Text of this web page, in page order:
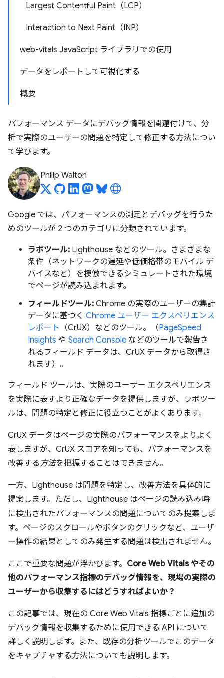
Largest Contentful Paint（LCP）
Interaction to Next Paint（INP）
web-vitals JavaScript ライブラリでの使用
データをレポートして可視化する
概要
パフォーマンス データにデバッグ情報を関連付けて、分
析で実際のユーザーの問題を特定して修正する方法につい
て学びます。
Philip Walton
Google では、パフォーマンスの測定とデバッグを行うた
めのツールが 2 つのカテゴリに分類されています。
ラボツール: Lighthouse などのツール。さまざまな
条件（ネットワークの遅延や低価格帯のモバイル デ
バイスなど）を模倣できるシミュレートされた環境
でページが読み込まれます。
フィールドツール: Chrome の実際のユーザーの集計
データに基づく Chrome ユーザー エクスペリエンス
レポート （CrUX）などのツール。（PageSpeed
Insights や Search Console などのツールで報告さ
れるフィールド データは、CrUX データから取得さ
れます）。
フィールド ツールは、実際のユーザー エクスペリエンス
を実際に表すより正確なデータを提供しますが、ラボツー
ルは、問題の特定と修正に役立つことがよくあります。
CrUX データはページの実際のパフォーマンスをよりよく
表しますが、CrUX スコアを知っても、パフォーマンスを
改善する方法を把握することはできません。
一方、Lighthouse は問題を特定し、改善方法を具体的に
提案します。ただし、Lighthouse はページの読み込み時
に検出されたパフォーマンスの問題についてのみ提案しま
す。ページのスクロールやボタンのクリックなど、ユーザ
ー操作の結果としてのみ発生する問題は検出されません。
ここで重要な問題が浮かびます。 Core Web Vitals やその
他のパフォーマンス指標のデバッグ情報を、現場の実際の
ユーザーから収集するにはどうすればよいか？
この記事では、現在の Core Web Vitals 指標ごとに追加の
デバッグ情報を収集するために使用できる API について
詳しく説明します。また、既存の分析ツールでこのデータ
をキャプチャする方法についても説明します。